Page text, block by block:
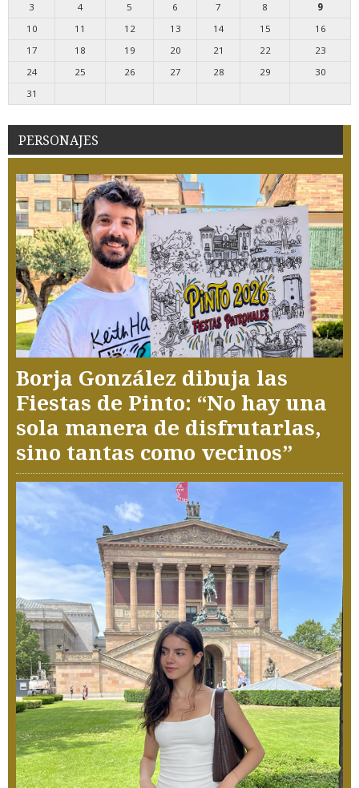
3
4 5 6 7 8
9
10
11 12 13 14 15
16
17
18 19 20 21 22
23
24
25 26 27 28 29
30
31
PERSONAJES
Borja González dibuja las
Fiestas de Pinto: “No hay una
sola manera de disfrutarlas,
sino tantas como vecinos”